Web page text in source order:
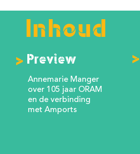
Inhoud
> Preview
Annemarie Manger
over 105 jaar ORAM
en de verbinding
met Amports
>